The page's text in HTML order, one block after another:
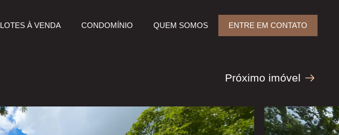
LOTES À VENDA CONDOMÍNIO QUEM SOMOS ENTRE EM CONTATO
Próximo imóvel